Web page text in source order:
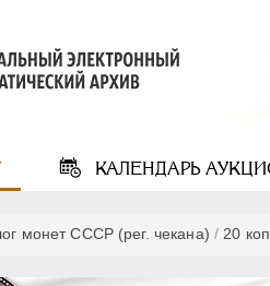
КАЛЕНДАРЬ
монет СССР (рег. чекана) / 20